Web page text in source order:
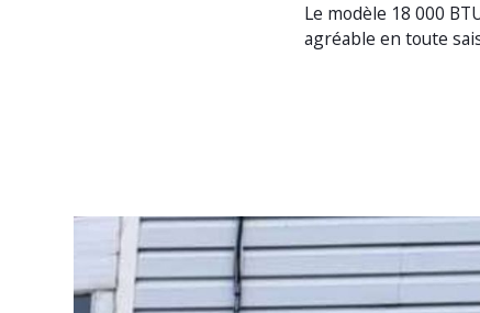
Le modèle 18 000
agréable en toute